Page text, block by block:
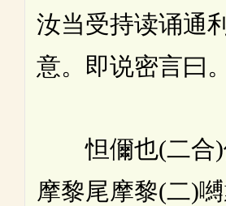
汝当受持读诵通
意。即说密言曰。
怛儞也(二合)
摩黎尾摩黎(二)